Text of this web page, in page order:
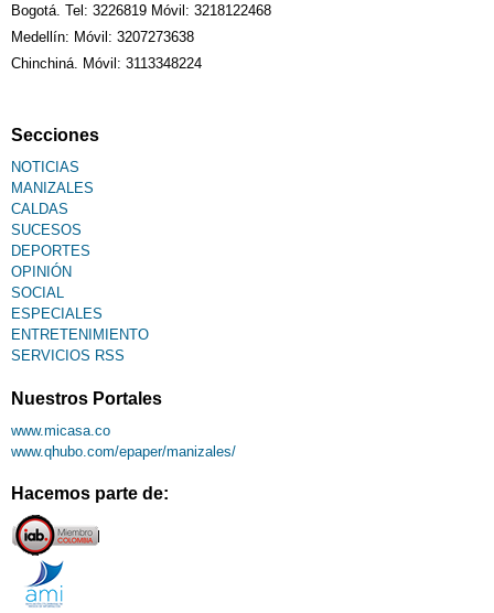
Bogotá. Tel: 3226819 Móvil: 3218122468
Medellín: Móvil: 3207273638
Chinchiná. Móvil: 3113348224
Secciones
NOTICIAS
MANIZALES
CALDAS
SUCESOS
DEPORTES
OPINIÓN
SOCIAL
ESPECIALES
ENTRETENIMIENTO
SERVICIOS RSS
Nuestros Portales
www.micasa.co
www.qhubo.com/epaper/manizales/
Hacemos parte de: